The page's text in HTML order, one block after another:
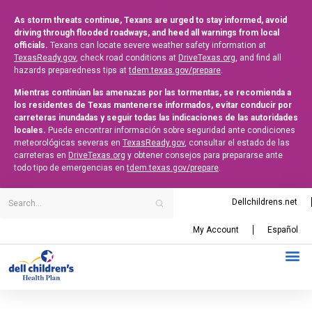
As storm threats continue, Texans are urged to stay informed, avoid
driving through flooded roadways, and heed all warnings from local
officials. Texans can locate severe weather safety information at
TexasReady.gov, check road conditions at DriveTexas.org, and find all
hazards preparedness tips attdem.texas.gov/prepare.
Mientras continúan las amenazas por las tormentas, se recomienda a
los residentes de Texas mantenerse informados, evitar conducir por
carreteras inundadas y seguir todas las indicaciones de las autoridades
locales. Puede encontrar información sobre seguridad ante condiciones
meteorológicas severas en TexasReady.gov, consultar el estado de las
carreteras en DriveTexas.org y obtener consejos para prepararse ante
todo tipo de emergencias entdem.texas.gov/prepare.
Dellchildrens.net
My Account Español